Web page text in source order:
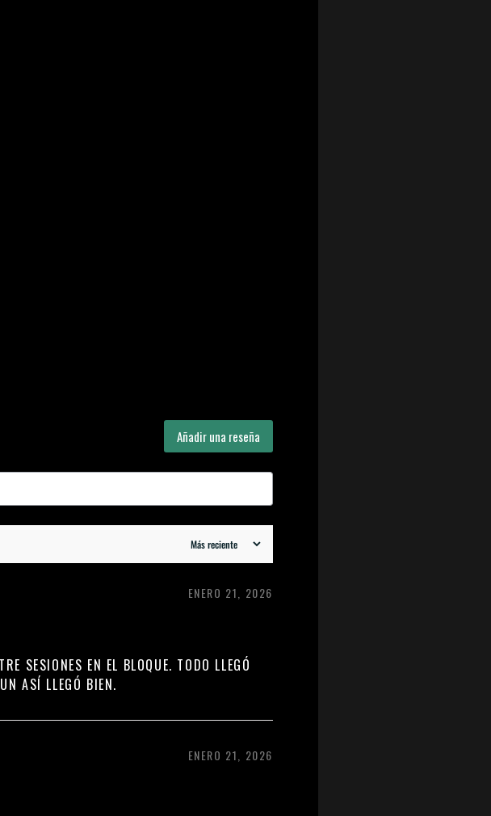
Añadir una reseña
ENERO 21, 2026
SESIONES EN EL BLOQUE. TODO LLEGÓ
ASÍ LLEGÓ BIEN.
ENERO 21, 2026